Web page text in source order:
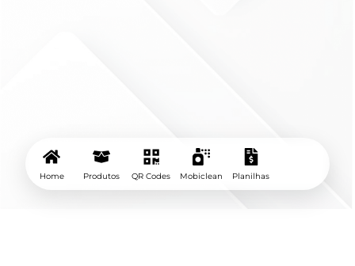
Home Produtos QR Codes Mobiclean Planilhas